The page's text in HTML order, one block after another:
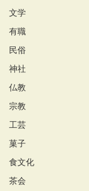
文学
有職
民俗
神社
仏教
宗教
工芸
菓子
食文化
茶会